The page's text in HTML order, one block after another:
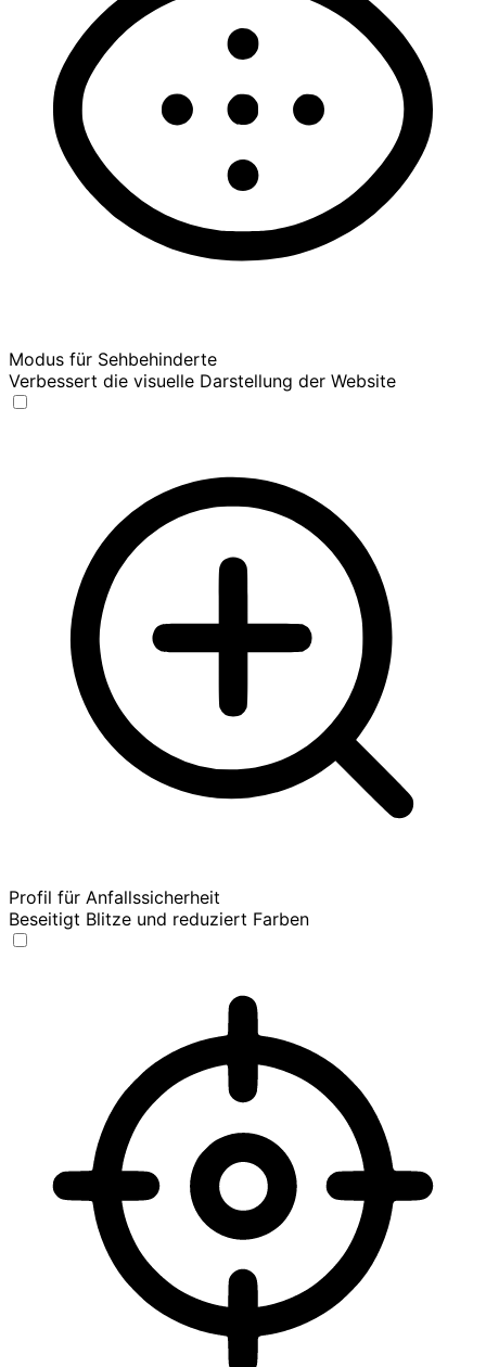
Modus für Sehbehinderte
Verbessert die visuelle Darstellung der Website
Profil für Anfallssicherheit
Beseitigt Blitze und reduziert Farben